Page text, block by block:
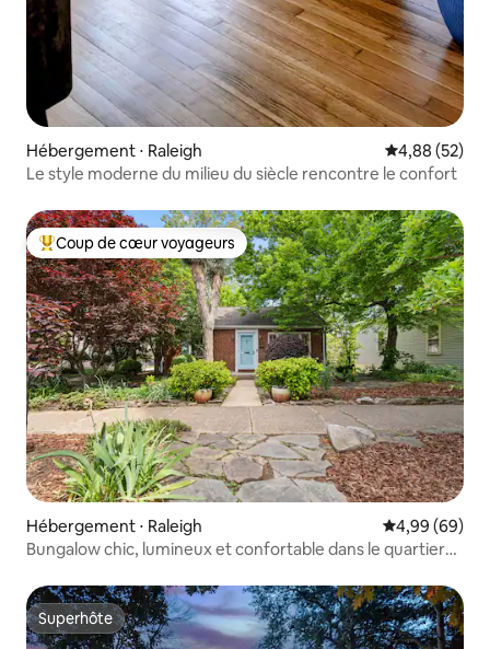
Hébergement ⋅ Raleigh Évaluation
4,88 (52)
Le style moderne du milieu du siècle rencontre le confort
Coups de cœur voyageurs les plus appréciés
Coup de cœur voyageurs
Hébergement ⋅ Raleigh Évaluation
4,99 (69)
Bungalow chic, lumineux et confortable dans le quartier
Superhôte
Superhôte